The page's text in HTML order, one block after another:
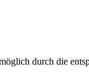
durch die